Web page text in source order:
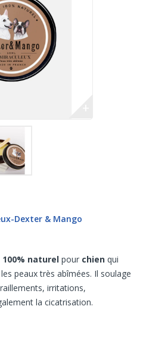
Dexter & Mango
100% naturel pour chien qui
peaux très abîmées. Il soulage
irritations,
la cicatrisation.